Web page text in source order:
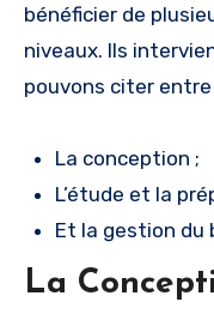
bénéficier de
niveaux. Ils
pouvons citer
La conception ;
L’étude et la
Et la gestion du
La